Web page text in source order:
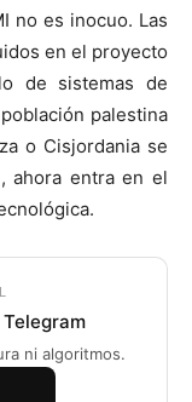
no es inocuo. Las
en el proyecto
de sistemas de
palestina
o Cisjordania se
ahora entra en el
ni algoritmos.